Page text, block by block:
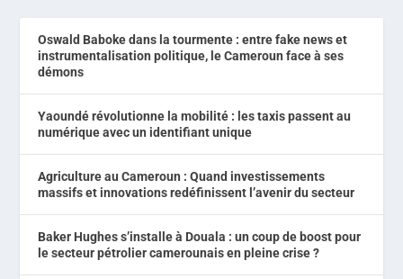
Oswald Baboke dans la tourmente : entre fake news et
instrumentalisation politique, le Cameroun face à ses
démons
Yaoundé révolutionne la mobilité : les taxis passent au
numérique avec un identifiant unique
Agriculture au Cameroun : Quand investissements
massifs et innovations redéfinissent l’avenir du secteur
Baker Hughes s’installe à Douala : un coup de boost pour
le secteur pétrolier camerounais en pleine crise ?